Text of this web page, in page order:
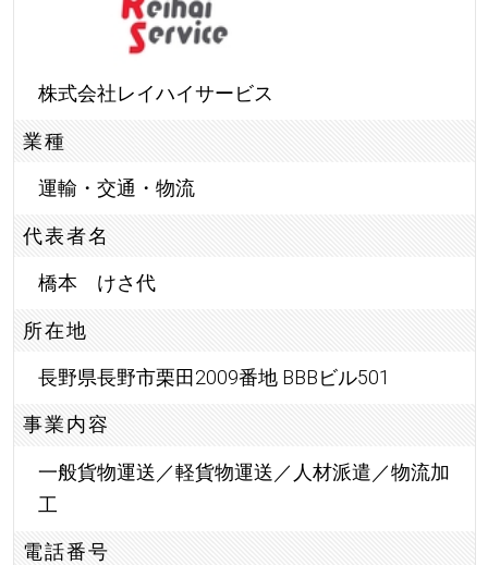
株式会社レイハイサービス
業種
運輸・交通・物流
代表者名
橋本 けさ代
所在地
長野県長野市栗田2009番地 BBBビル501
事業内容
一般貨物運送／軽貨物運送／人材派遣／物流加
工
電話番号